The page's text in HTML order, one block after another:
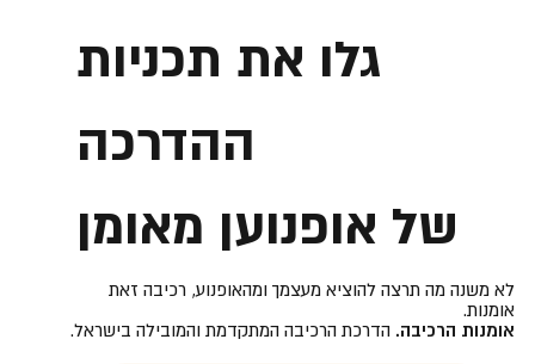
גלו את תכניות
ההדרכה
של אופנוען מאומן
לא משנה מה תרצה להוציא מעצמך ומהאופנוע, רכיבה זאת
אומנות.
אומנות הרכיבה. הדרכת הרכיבה המתקדמת והמובילה בישראל.